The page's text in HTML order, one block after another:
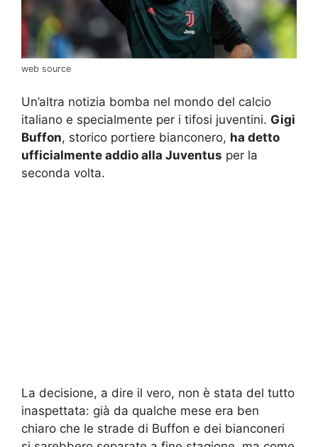
web source
Un’altra notizia bomba nel mondo del calcio
italiano e specialmente per i tifosi juventini. Gigi
Buffon, storico portiere bianconero, ha detto
ufficialmente addio alla Juventus per la
seconda volta.
La decisione, a dire il vero, non è stata del tutto
inaspettata: già da qualche mese era ben
chiaro che le strade di Buffon e dei bianconeri